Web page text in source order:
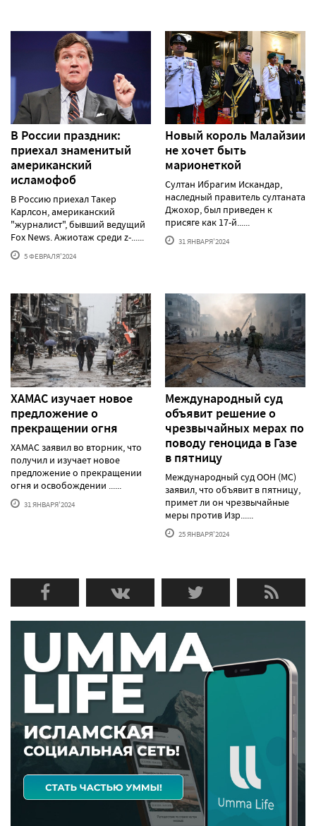
В России праздник:
приехал знаменитый
американский
исламофоб
В Россию приехал Такер
Карлсон, американский
"журналист", бывший ведущий
Fox News. Ажиотаж среди z-......
5 ФЕВРАЛЯ'2024
Новый король Малайзии
не хочет быть
марионеткой
Султан Ибрагим Искандар,
наследный правитель султаната
Джохор, был приведен к
присяге как 17-й......
31 ЯНВАРЯ'2024
ХАМАС изучает новое
предложение о
прекращении огня
ХАМАС заявил во вторник, что
получил и изучает новое
предложение о прекращении
огня и освобождении ......
31 ЯНВАРЯ'2024
Международный суд
объявит решение о
чрезвычайных мерах по
поводу геноцида в Газе
в пятницу
Международный суд ООН (МС)
заявил, что объявит в пятницу,
примет ли он чрезвычайные
меры против Изр......
25 ЯНВАРЯ'2024